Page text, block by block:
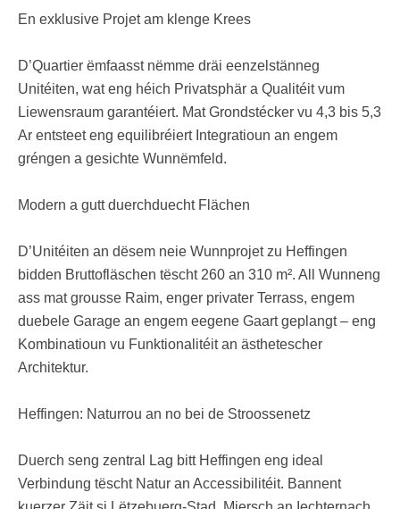
En exklusive Projet am klenge Krees
D’Quartier ëmfaasst nëmme dräi eenzelstänneg
Unitéiten, wat eng héich Privatsphär a Qualitéit vum
Liewensraum garantéiert. Mat Grondstécker vu 4,3 bis 5,3
Ar entsteet eng equilibréiert Integratioun an engem
gréngen a gesichte Wunnëmfeld.
Modern a gutt duerchduecht Flächen
D’Unitéiten an dësem neie Wunnprojet zu Heffingen
bidden Bruttofläschen tëscht 260 an 310 m². All Wunneng
ass mat grousse Raim, enger privater Terrass, engem
duebele Garage an engem eegene Gaart geplangt – eng
Kombinatioun vu Funktionalitéit an ästhetescher
Architektur.
Heffingen: Naturrou an no bei de Stroossenetz
Duerch seng zentral Lag bitt Heffingen eng ideal
Verbindung tëscht Natur an Accessibilitéit. Bannent